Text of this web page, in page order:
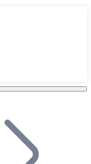
y permite que